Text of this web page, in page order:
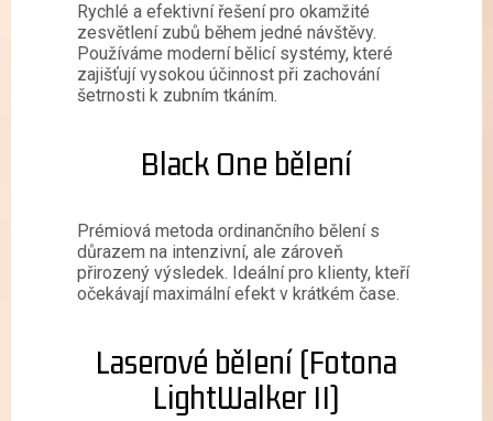
Rychlé a efektivní řešení pro okamžité
zesvětlení zubů během jedné návštěvy.
Používáme moderní bělicí systémy, které
zajišťují vysokou účinnost při zachování
šetrnosti k zubním tkáním.
Black One bělení
Prémiová metoda ordinančního bělení s
důrazem na intenzivní, ale zároveň
přirozený výsledek. Ideální pro klienty, kteří
očekávají maximální efekt v krátkém čase.
Laserové bělení (Fotona
LightWalker II)